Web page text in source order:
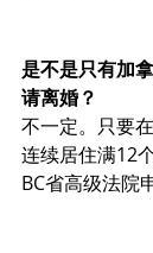
是不是只有加
请离婚？
不一定。只要
连续居住满12
BC省高级法院